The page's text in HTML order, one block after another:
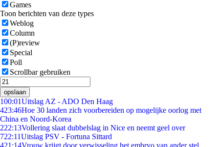
Games
Toon berichten van deze types
Weblog
Column
(P)review
Special
Poll
Scrollbar gebruiken
opslaan
100:01Uitslag AZ - ADO Den Haag
423:46Hoe 30 landen zich voorbereiden op mogelijke oorlog met
China en Noord-Korea
222:13Vollering slaat dubbelslag in Nice en neemt geel over
722:11Uitslag PSV - Fortuna Sittard
421:14Vrouw krijgt door verwisseling het embryo van ander stel